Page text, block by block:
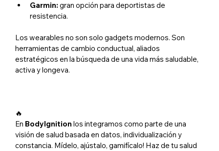
Garmin: gran opción para deportistas de
resistencia.
Los wearables no son solo gadgets modernos. Son
herramientas de cambio conductual, aliados
estratégicos en la búsqueda de una vida más saludable,
activa y longeva.
🔥
En BodyIgnition los integramos como parte de una
visión de salud basada en datos, individualización y
constancia. Mídelo, ajústalo, gamifícalo! Haz de tu salud